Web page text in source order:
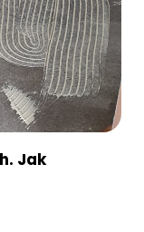
Jak